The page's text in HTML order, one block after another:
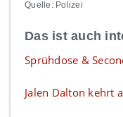
Quelle: Polizei
Das ist auch
Sprühdose &
Jalen Dalton kehrt